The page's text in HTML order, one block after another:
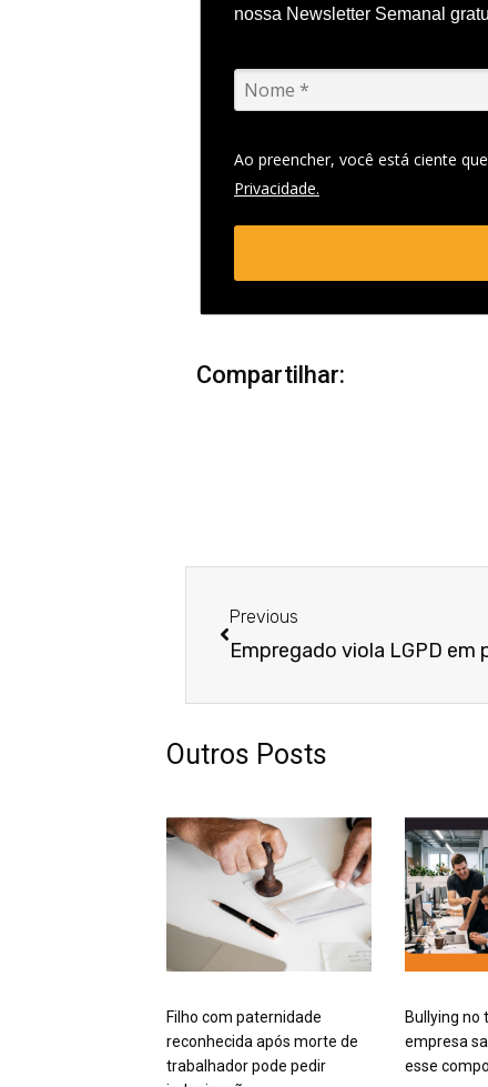
nossa Newsletter Semanal
Ao preencher, você está ciente
Privacidade.
Compartilhar:
Previous
Outros Posts
Filho com paternidade
reconhecida após morte de
trabalhador pode pedir
Bullying no
empresa
esse